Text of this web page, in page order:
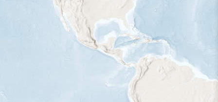
Gama de verano
Rango de invierno
Rango a lo largo del año